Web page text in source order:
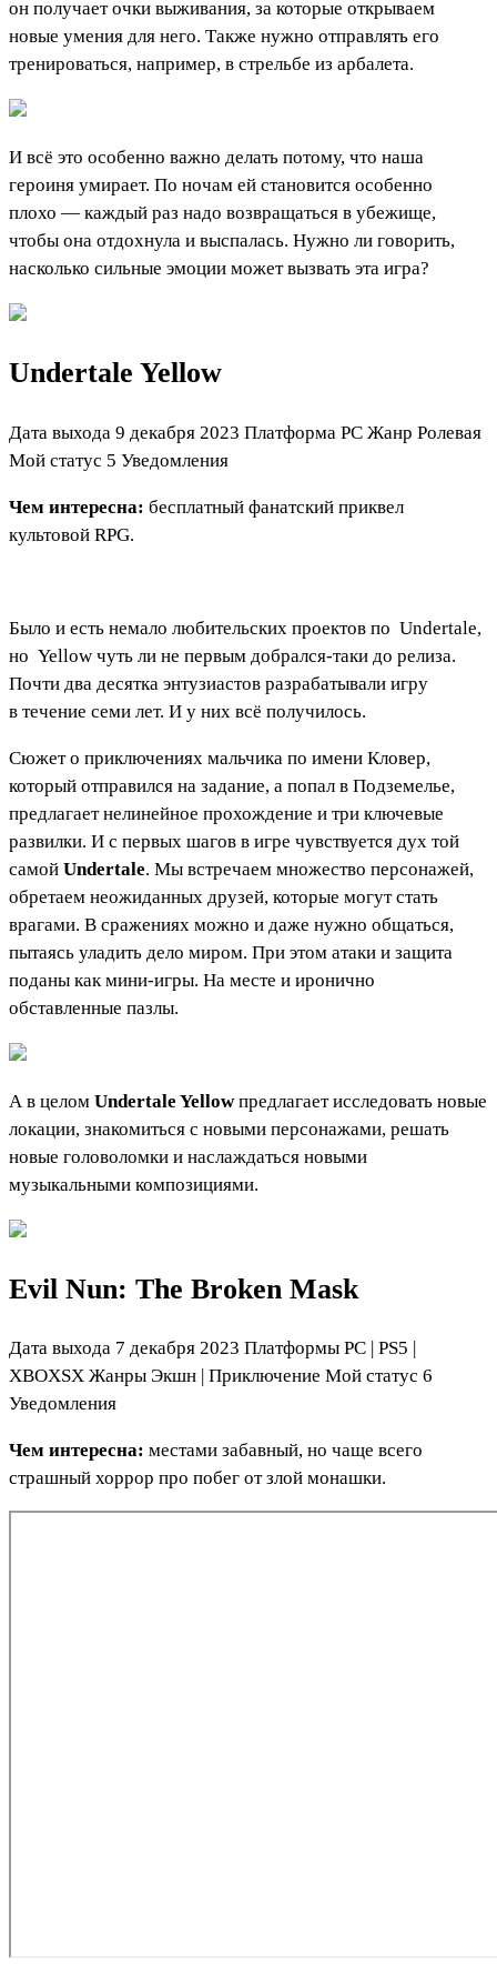
он получает очки выживания, за которые открываем
новые умения для него. Также нужно отправлять его
тренироваться, например, в стрельбе из арбалета.
И всё это особенно важно делать потому, что наша
героиня умирает. По ночам ей становится особенно
плохо — каждый раз надо возвращаться в убежище,
чтобы она отдохнула и выспалась. Нужно ли говорить,
насколько сильные эмоции может вызвать эта игра?
Undertale Yellow
Дата выхода 9 декабря 2023 Платформа PC Жанр Ролевая
Мой статус 5 Уведомления
Чем интересна: бесплатный фанатский приквел
культовой RPG.
Было и есть немало любительских проектов по Undertale,
но Yellow чуть ли не первым добрался-таки до релиза.
Почти два десятка энтузиастов разрабатывали игру
в течение семи лет. И у них всё получилось.
Сюжет о приключениях мальчика по имени Кловер,
который отправился на задание, а попал в Подземелье,
предлагает нелинейное прохождение и три ключевые
развилки. И с первых шагов в игре чувствуется дух той
самой Undertale. Мы встречаем множество персонажей,
обретаем неожиданных друзей, которые могут стать
врагами. В сражениях можно и даже нужно общаться,
пытаясь уладить дело миром. При этом атаки и защита
поданы как мини-игры. На месте и иронично
обставленные пазлы.
А в целом Undertale Yellowпредлагает исследовать новые
локации, знакомиться с новыми персонажами, решать
новые головоломки и наслаждаться новыми
музыкальными композициями.
Evil Nun: The Broken Mask
Дата выхода 7 декабря 2023 Платформы PC | PS5 |
XBOXSX Жанры Экшн | Приключение Мой статус 6
Уведомления
Чем интересна: местами забавный, но чаще всего
страшный хоррор про побег от злой монашки.